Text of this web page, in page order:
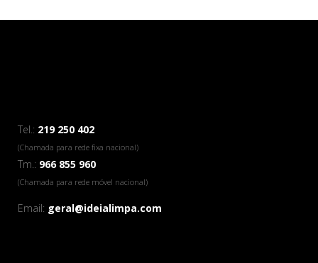
Tel.: 219 250 402
(Chamada para rede fixa nacional)
Tm.: 966 855 960
(Chamada para rede móvel nacional)
Email: geral@ideialimpa.com